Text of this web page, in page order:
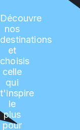
Découvre
nos
destinations
et
choisis
celle
qui
t'inspire
le
plus
pour